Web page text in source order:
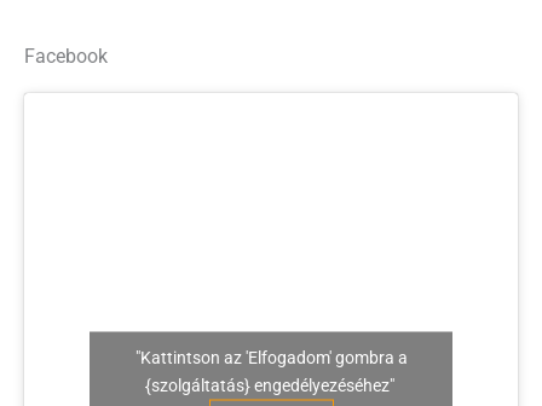
Facebook
"Kattintson az 'Elfogadom' gombra a
{szolgáltatás} engedélyezéséhez"